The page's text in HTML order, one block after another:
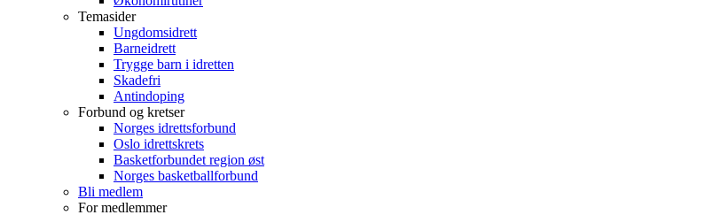
Temasider
Ungdomsidrett
Barneidrett
Trygge barn i idretten
Skadefri
Antindoping
Forbund og kretser
Norges idrettsforbund
Oslo idrettskrets
Basketforbundet region øst
Norges basketballforbund
Bli medlem
For medlemmer